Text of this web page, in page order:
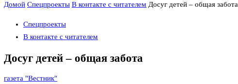
Домой Спецпроекты В контакте с читателем Досуг детей – общая забота
Спецпроекты
В контакте с читателем
Досуг детей – общая забота
газета "Вестник"